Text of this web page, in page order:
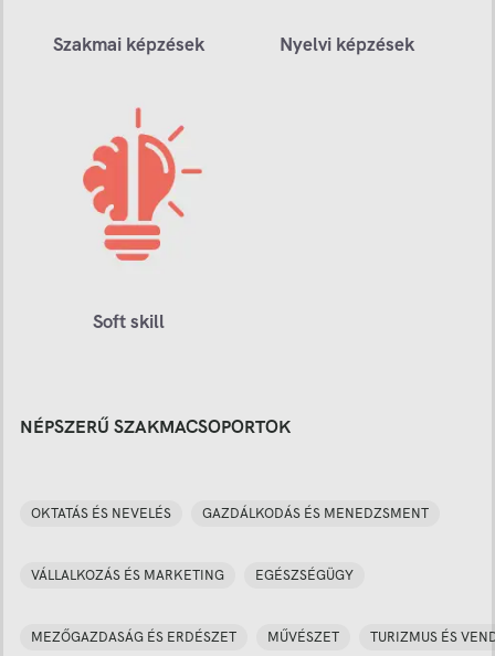
Szakmai képzések Nyelvi képzések
Soft skill
NÉPSZERŰ SZAKMACSOPORTOK
OKTATÁS ÉS NEVELÉS GAZDÁLKODÁS ÉS MENEDZSMENT
VÁLLALKOZÁS ÉS MARKETING EGÉSZSÉGÜGY
MEZŐGAZDASÁG ÉS ERDÉSZET MŰVÉSZET TURIZMUS ÉS